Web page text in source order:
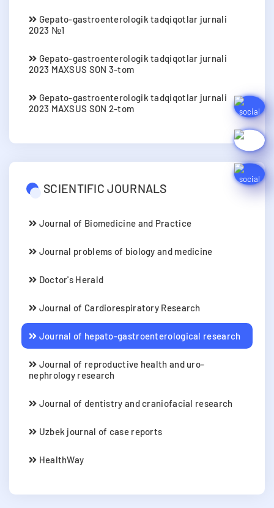
Gepato-gastroenterologik tadqiqotlar jurnali
2023 №1
Gepato-gastroenterologik tadqiqotlar jurnali
2023 MAXSUS SON 3-tom
Gepato-gastroenterologik tadqiqotlar jurnali
2023 MAXSUS SON 2-tom
SCIENTIFIC JOURNALS
Journal of Biomedicine and Practice
Journal problems of biology and medicine
Doctor's Herald
Journal of Cardiorespiratory Research
Journal of hepato-gastroenterological research
Journal of reproductive health and uro-
nephrology research
Journal of dentistry and craniofacial research
Uzbek journal of case reports
HealthWay